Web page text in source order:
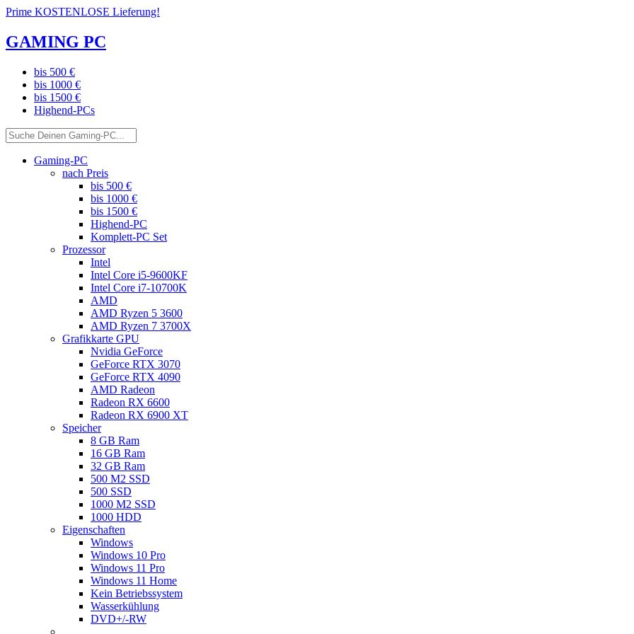
Prime KOSTENLOSE Lieferung!
GAMING PC
bis 500 €
bis 1000 €
bis 1500 €
Highend-PCs
Gaming-PC
nach Preis
bis 500 €
bis 1000 €
bis 1500 €
Highend-PC
Komplett-PC Set
Prozessor
Intel
Intel Core i5-9600KF
Intel Core i7-10700K
AMD
AMD Ryzen 5 3600
AMD Ryzen 7 3700X
Grafikkarte GPU
Nvidia GeForce
GeForce RTX 3070
GeForce RTX 4090
AMD Radeon
Radeon RX 6600
Radeon RX 6900 XT
Speicher
8 GB Ram
16 GB Ram
32 GB Ram
500 M2 SSD
500 SSD
1000 M2 SSD
1000 HDD
Eigenschaften
Windows
Windows 10 Pro
Windows 11 Pro
Windows 11 Home
Kein Betriebssystem
Wasserkühlung
DVD+/-RW